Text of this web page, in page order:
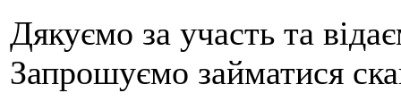
Дякуємо за участь та
Запрошуємо займатися